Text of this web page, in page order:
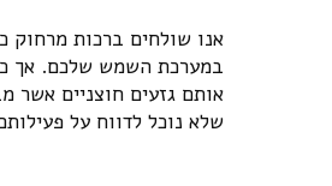
אנו שולחים ברכות
במערכת השמש שלכם. אך
אותם גזעים חוצניים אשר
שלא נוכל לדווח על